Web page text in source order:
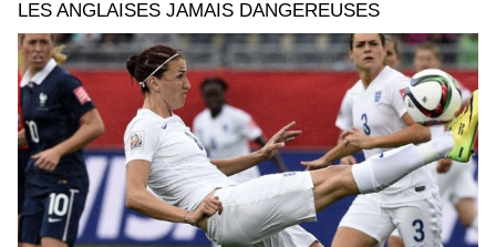
LES ANGLAISES JAMAIS DANGEREUSES